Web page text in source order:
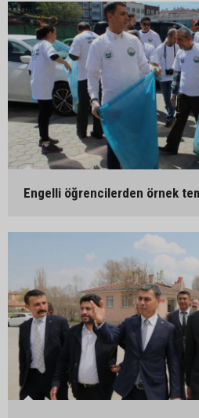
Engelli öğrencilerden örnek